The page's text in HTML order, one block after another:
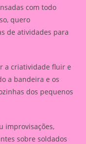
com todo
quero
de atividades para
a criatividade fluir e
a bandeira e os
dos pequenos
improvisações,
sobre soldados